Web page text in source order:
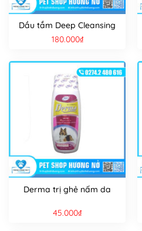
Dầu tắm Deep Cleansing
180.000₫
Derma trị ghẻ nấm da
45.000₫